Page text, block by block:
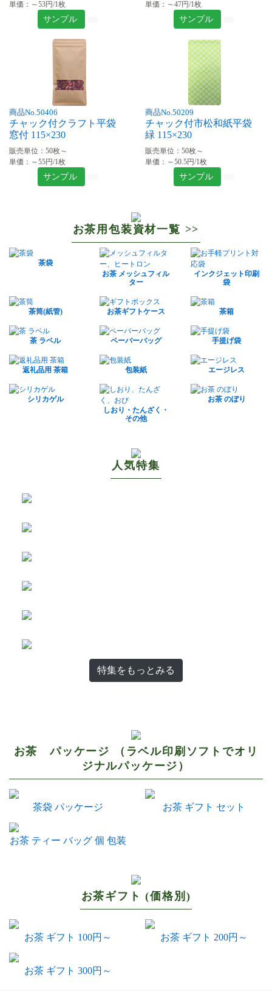
単価：～53円/1枚
サンプル
単価：～47円/1枚
サンプル
商品No.50406
チャック付クラフト平袋
窓付 115×230
販売単位：50枚～
単価：～55円/1枚
サンプル
商品No.50209
チャック付市松和紙平袋
緑 115×230
販売単位：50枚～
単価：～50.5円/1枚
サンプル
お茶用包装資材一覧 >>
茶袋
お茶 メッシュフィル
ター
インクジェット印刷
袋
茶筒(紙管) お茶ギフトケース 茶箱
茶 ラベル ペーバーバッグ 手提げ袋
返礼品用 茶箱 包装紙 エージレス
シリカゲル
しおり・たんざく・
その他
お茶 のぼり
人気特集
特集をもっとみる
お茶 パッケージ （ラベル印刷ソフトでオリ
ジナルパッケージ）
茶袋 パッケージ お茶 ギフト セット
お茶 ティー バッグ 個 包装
お茶ギフト (価格別)
お茶 ギフト 100円～ お茶 ギフト 200円～
お茶 ギフト 300円～